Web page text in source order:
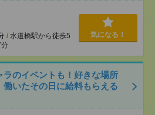
/ 水道橋駅から徒歩5
気になる！
ラのイベントも！好きな場所
いたその日に給料もらえる